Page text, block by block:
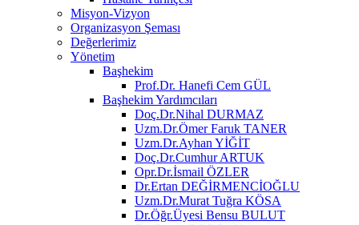
Misyon-Vizyon
Organizasyon Şeması
Değerlerimiz
Yönetim
Başhekim
Prof.Dr. Hanefi Cem GÜL
Başhekim Yardımcıları
Doç.Dr.Nihal DURMAZ
Uzm.Dr.Ömer Faruk TANER
Uzm.Dr.Ayhan YİĞİT
Doç.Dr.Cumhur ARTUK
Opr.Dr.İsmail ÖZLER
Dr.Ertan DEĞİRMENCİOĞLU
Uzm.Dr.Murat Tuğra KÖSA
Dr.Öğr.Üyesi Bensu BULUT